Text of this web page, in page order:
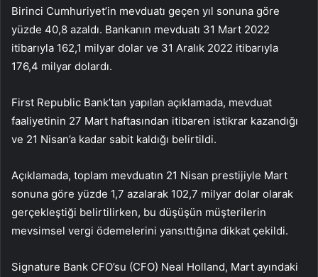
Birinci Cumhuriyet’in mevduatı geçen yıl sonuna göre
yüzde 40,8 azaldı. Bankanın mevduatı 31 Mart 2022
itibarıyla 162,1 milyar dolar ve 31 Aralık 2022 itibarıyla
176,4 milyar dolardı.
First Republic Bank’tan yapılan açıklamada, mevduat
faaliyetinin 27 Mart haftasından itibaren istikrar kazandığı
ve 21 Nisan’a kadar sabit kaldığı belirtildi.
Açıklamada, toplam mevduatın 21 Nisan prestijiyle Mart
sonuna göre yüzde 1,7 azalarak 102,7 milyar dolar olarak
gerçekleştiği belirtilirken, bu düşüşün müşterilerin
mevsimsel vergi ödemelerini yansıttığına dikkat çekildi.
Signature Bank CFO’su (CFO) Neal Holland, Mart ayındaki